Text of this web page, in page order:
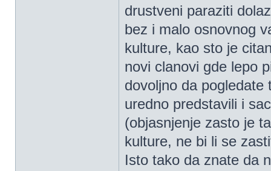
drustveni paraziti
bez i malo osnovnog
kulture, kao sto je
novi clanovi gde lepo
dovoljno da
uredno predstavili i
(objasnjenje zasto je
kulture, ne bi li se
Isto tako da znate da